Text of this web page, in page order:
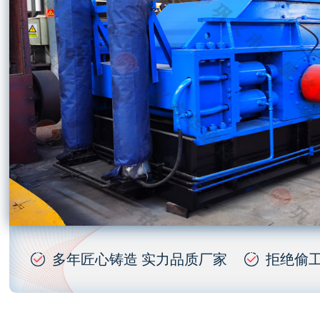
多年匠心铸造 实力品质厂家 拒绝偷